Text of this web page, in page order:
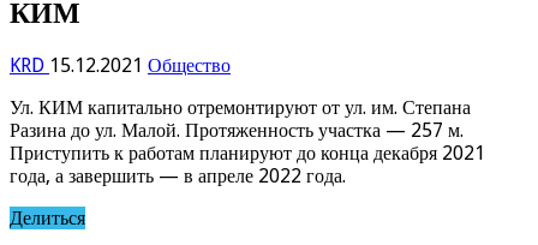
КИМ
KRD 15.12.2021 Общество
Ул. КИМ капитально отремонтируют от ул. им. Степана
Разина до ул. Малой. Протяженность участка — 257 м.
Приступить к работам планируют до конца декабря 2021
года, а завершить — в апреле 2022 года.
Делиться